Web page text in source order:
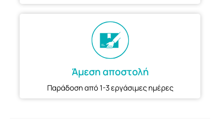
Άμεση αποστολή
Παράδοση από 1-3 εργάσιμες ημέρες